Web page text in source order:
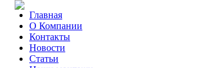
Главная
О Компании
Контакты
Новости
Статьи